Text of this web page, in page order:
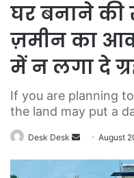
घर बनाने की
ज़मीन का
में न लगा दे
If you are planning
the land may put a
Desk Desk
SendAugust